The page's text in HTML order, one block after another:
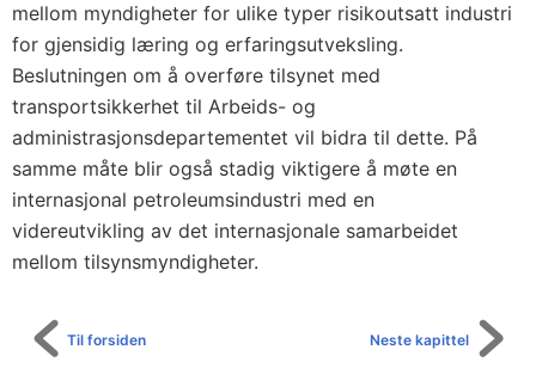
mellom myndigheter for ulike typer risikoutsatt industri
for gjensidig læring og erfaringsutveksling.
Beslutningen om å overføre tilsynet med
transportsikkerhet til Arbeids- og
administrasjonsdepartementet vil bidra til dette. På
samme måte blir også stadig viktigere å møte en
internasjonal petroleumsindustri med en
videreutvikling av det internasjonale samarbeidet
mellom tilsynsmyndigheter.
Neste kapittel
Til forsiden